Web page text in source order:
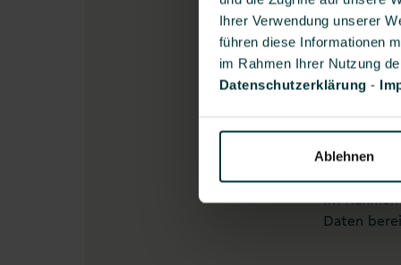
Ihrer Verwendung unserer
führen diese Informationen
im Rahmen Ihrer Nutzung
Datenschutzerklärung -
Ablehnen
Über Uns
Kontakt
mit dem
-
Eine über
Daten
unserer
Im
Daten